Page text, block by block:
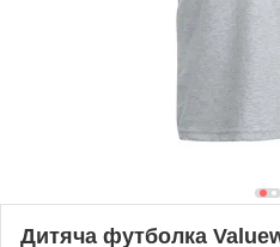
Дитяча футболка